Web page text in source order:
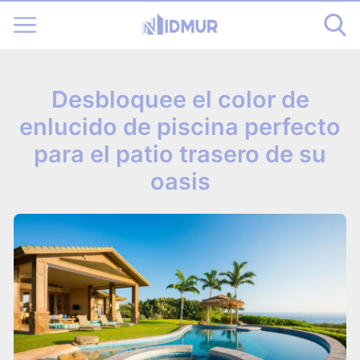
Desbloquee el color de
enlucido de piscina perfecto
para el patio trasero de su
oasis